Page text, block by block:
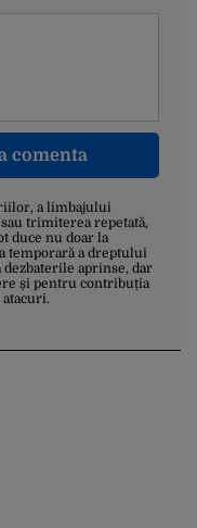
comenta
a limbajului
trimiterea repetată,
duce nu doar la
temporară a dreptului
dezbaterile aprinse, dar
și pentru contribuția
atacuri.